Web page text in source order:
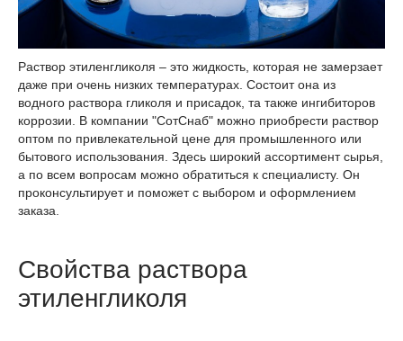
Раствор этиленгликоля – это жидкость, которая не замерзает
даже при очень низких температурах. Состоит она из
водного раствора гликоля и присадок, та также ингибиторов
коррозии. В компании "СотСнаб" можно приобрести раствор
оптом по привлекательной цене для промышленного или
бытового использования. Здесь широкий ассортимент сырья,
а по всем вопросам можно обратиться к специалисту. Он
проконсультирует и поможет с выбором и оформлением
заказа.
Свойства раствора
этиленгликоля